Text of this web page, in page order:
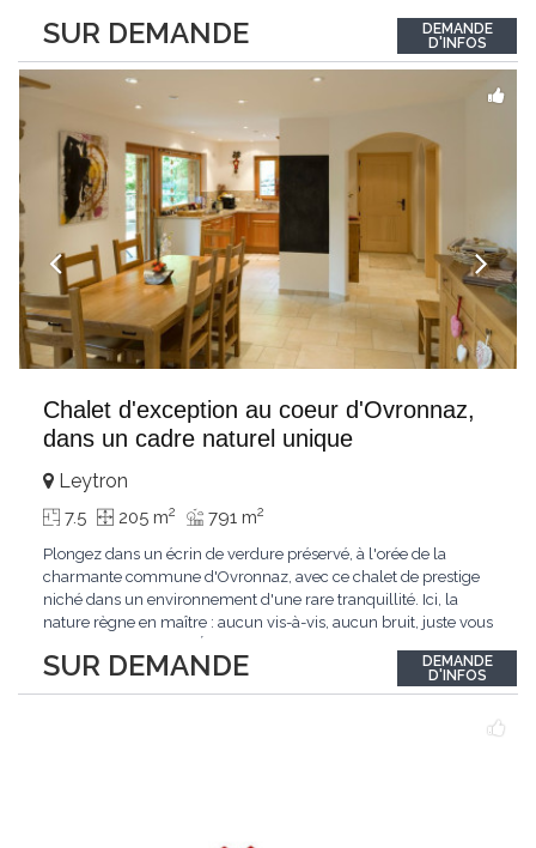
SUR DEMANDE
authentique et confort moderne. - 3 logements confortables :
duplex 2,5 pièces, duplex 4,5 pièces avec...
DEMANDE
D'INFOS
Chalet d'exception au coeur d'Ovronnaz,
dans un cadre naturel unique
SUR DEMANDE
Leytron
7.5 205 m2 791 m2
Plongez dans un écrin de verdure préservé, à l'orée de la
charmante commune d'Ovronnaz, avec ce chalet de prestige
niché dans un environnement d'une rare tranquillité. Ici, la
nature règne en maître : aucun vis-à-vis, aucun bruit, juste vous
par ses finitions de très haut standing et ses matériaux nobles.
Le bois de mélèze...
DEMANDE
D'INFOS